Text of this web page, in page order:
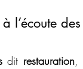
l’écoute
dit restauration,